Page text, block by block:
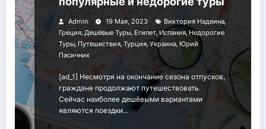
Admin 19 Мая, 2023 Виктория Надеина,
Греция, Дешёвые Туры, Египет, Испания,Недорогие
Туры, Путешествия, Турция, Украина, Юрий
Пасичник
[ad_1] Несмотря на окончание сезона отпусков,
граждане продолжают путешествовать.
Сейчас наиболее дешёвыми вариантами
являются поездки…